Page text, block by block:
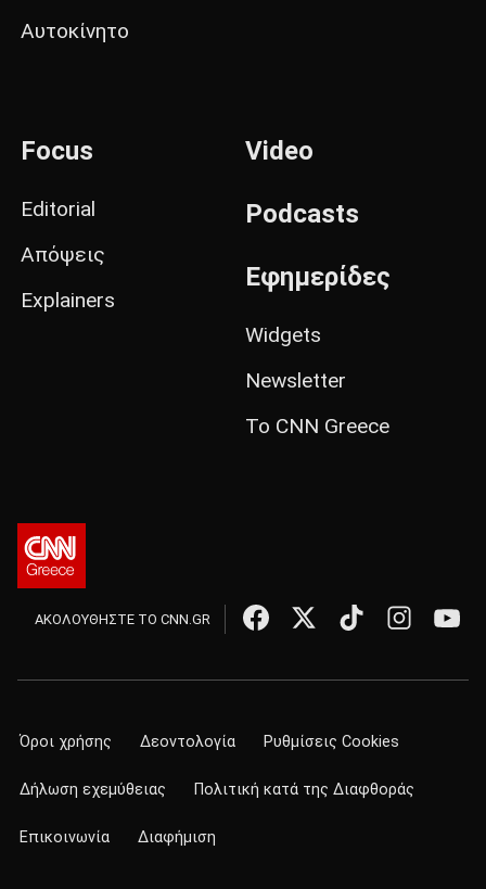
Αυτοκίνητο
Focus
Editorial
Απόψεις
Explainers
Video
Podcasts
Εφημερίδες
Widgets
Newsletter
Το CNN Greece
ΑΚΟΛΟΥΘΗΣΤΕ ΤΟ CNN.GR
Όροι χρήσης Δεοντολογία Ρυθμίσεις Cookies
Δήλωση εχεμύθειας Πολιτική κατά της Διαφθοράς
Επικοινωνία Διαφήμιση